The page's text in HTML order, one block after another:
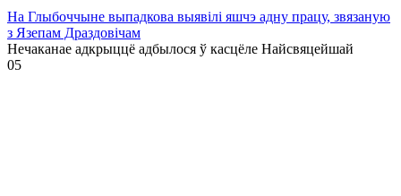
На Глыбоччыне выпадкова выявілі яшчэ адну працу, звязаную
з Язепам Драздовічам
Нечаканае адкрыццё адбылося ў касцёле Найсвяцейшай
05